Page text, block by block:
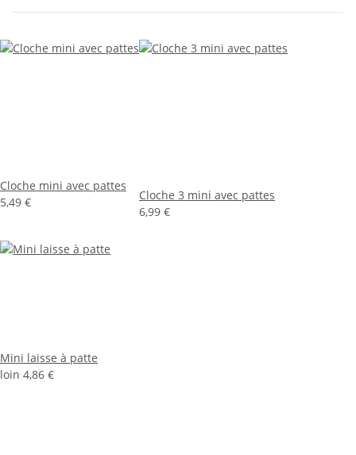
Cloche mini avec pattes
5,49 €
Cloche 3 mini avec pattes
6,99 €
Mini laisse à patte
loin 4,86 €